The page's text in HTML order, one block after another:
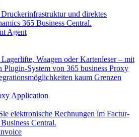
und direktes
365 Business Central.
Agent
Waagen oder Kartenleser – mit
Plugin-System von 365 business Proxy
kaum Grenzen
Application
elektronische Rechnungen im Factur-
Central.